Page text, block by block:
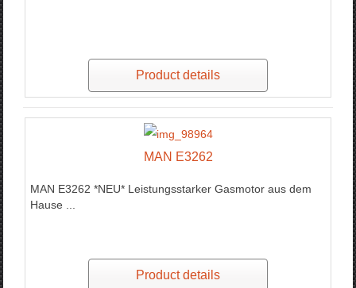
Product details
MAN E3262
MAN E3262 *NEU* Leistungsstarker Gasmotor aus dem
Hause ...
Product details